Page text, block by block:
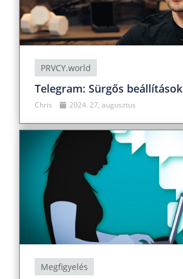
PRVCY.world
Telegram: Sürgős beállítások
Chris 2024. 27, augusztus
Megfigyelés